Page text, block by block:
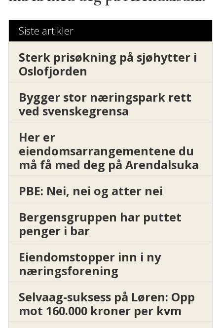
Siste artikler
Sterk prisøkning på sjøhytter i
Oslofjorden
Bygger stor næringspark rett
ved svenskegrensa
Her er
eiendomsarrangementene du
må få med deg på Arendalsuka
PBE: Nei, nei og atter nei
Bergensgruppen har puttet
penger i bar
Eiendomstopper inn i ny
næringsforening
Selvaag-suksess på Løren: Opp
mot 160.000 kroner per kvm